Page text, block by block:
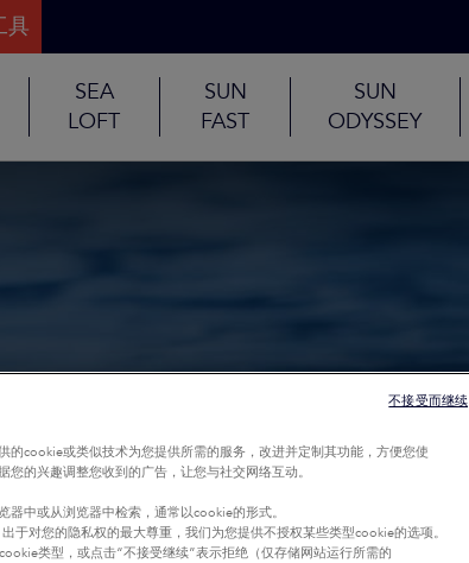
具
SEA
LOFT
SUN
FAST
SUN
ODYSSEY
的cookie或类似技术为您提供所需的服务，改进并定制其功能，方便您使
的兴趣调整您收到的广告，让您与社交网络互动。
中或从浏览器中检索，通常以cookie的形式。
于对您的隐私权的最大尊重，我们为您提供不授权某些类型cookie的选项。
类型，或点击“不接受继续”表示拒绝（仅存储网站运行所需的
不接受而继续